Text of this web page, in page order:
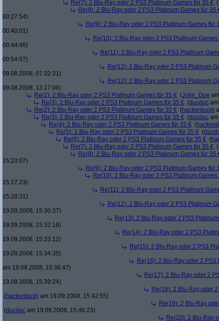
Re(7): 2 Blu-Ray oder 2 PS3 Platinum Games für 35 € (
Re(8): 2 Blu-Ray oder 2 PS3 Platinum Games für 35
00:27:54)
Re(9): 2 Blu-Ray oder 2 PS3 Platinum Games für
00:40:01)
Re(10): 2 Blu-Ray oder 2 PS3 Platinum Games
00:44:46)
Re(11): 2 Blu-Ray oder 2 PS3 Platinum
00:54:07)
Re(12): 2 Blu-Ray oder 2 PS3 Platinum
09.08.2008, 07:32:31)
Re(12): 2 Blu-Ray oder 2 PS3 Platinum
09.08.2008, 13:17:06)
Re(2): 2 Blu-Ray oder 2 PS3 Platinum Games für 35 € (John_Doe
Re(3): 2 Blu-Ray oder 2 PS3 Platinum Games für 35 € (ducduc
Re(2): 2 Blu-Ray oder 2 PS3 Platinum Games für 35 € (hackenbush
Re(3): 2 Blu-Ray oder 2 PS3 Platinum Games für 35 € (ducduc
Re(4): 2 Blu-Ray oder 2 PS3 Platinum Games für 35 € (
Re(5): 2 Blu-Ray oder 2 PS3 Platinum Games für 35 € (
Re(6): 2 Blu-Ray oder 2 PS3 Platinum Games für 35 € (
Re(7): 2 Blu-Ray oder 2 PS3 Platinum Games für 35 € (
Re(8): 2 Blu-Ray oder 2 PS3 Platinum Games für 35
15:23:07)
Re(9): 2 Blu-Ray oder 2 PS3 Platinum Games für
Re(10): 2 Blu-Ray oder 2 PS3 Platinum Games
15:27:23)
Re(11): 2 Blu-Ray oder 2 PS3 Platinum
15:28:31)
Re(12): 2 Blu-Ray oder 2 PS3 Platinum
19.09.2008, 15:30:37)
Re(13): 2 Blu-Ray oder 2 PS3
19.09.2008, 15:32:18)
Re(14): 2 Blu-Ray oder 2 PS3
19.09.2008, 15:33:12)
Re(15): 2 Blu-Ray oder 2 PS3
19.09.2008, 15:34:35)
Re(16): 2 Blu-Ray oder 2 PS3
am 19.09.2008, 15:36:47)
Re(17): 2 Blu-Ray oder 2
19.09.2008, 15:39:24)
Re(18): 2 Blu-Ray oder
(hackenbush am 19.09.2008, 15:42:55)
Re(19): 2 Blu-Ray
(ducduc am 19.09.2008, 15:46:23)
Re(20): 2 Blu-Ray